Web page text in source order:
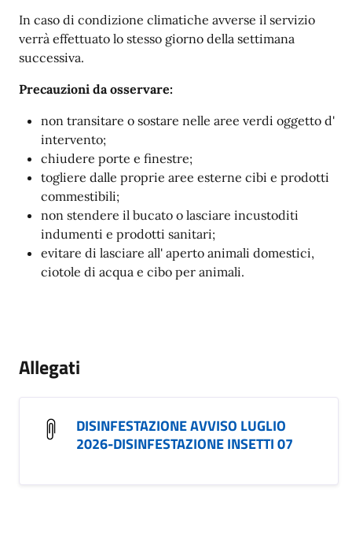
In caso di condizione climatiche avverse il servizio
verrà effettuato lo stesso giorno della settimana
successiva.
Precauzioni da osservare:
non transitare o sostare nelle aree verdi oggetto d'
intervento;
chiudere porte e finestre;
togliere dalle proprie aree esterne cibi e prodotti
commestibili;
non stendere il bucato o lasciare incustoditi
indumenti e prodotti sanitari;
evitare di lasciare all' aperto animali domestici,
ciotole di acqua e cibo per animali.
Allegati
DISINFESTAZIONE AVVISO LUGLIO
2026-DISINFESTAZIONE INSETTI 07